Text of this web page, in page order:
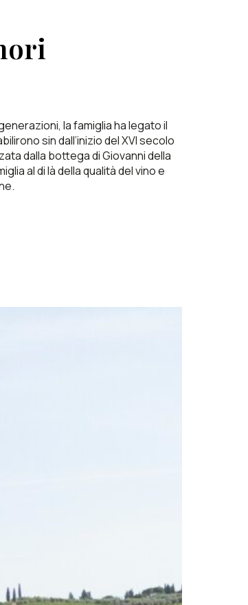
la famiglia ha legato il
sin dall’inizio del XVI secolo
dalla bottega di Giovanni della
al di là della qualità del vino e